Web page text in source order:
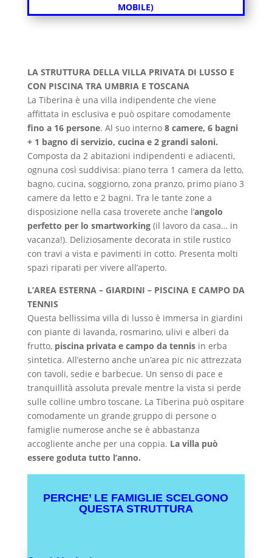
MOBILE)
LA STRUTTURA DELLA VILLA PRIVATA DI LUSSO E
CON PISCINA TRA UMBRIA E TOSCANA
La Tiberina è una villa indipendente che viene
affittata in esclusiva e può ospitare comodamente
fino a 16 persone. Al suo interno 8 camere, 6 bagni
+ 1 bagno di servizio, cucina e 2 grandi saloni.
Composta da 2 abitazioni indipendenti e adiacenti,
ognuna così suddivisa: piano terra 1 camera da letto,
bagno, cucina, soggiorno, zona pranzo, primo piano 3
camere da letto e 2 bagni. Tra le tante zone a
disposizione nella casa troverete anche l’angolo
perfetto per lo smartworking(il lavoro da casa… in
vacanza!). Deliziosamente decorata in stile rustico
con travi a vista e pavimenti in cotto. Presenta molti
spazi riparati per vivere all’aperto.
L’AREA ESTERNA – GIARDINI – PISCINA E CAMPO DA
TENNIS
Questa bellissima villa di lusso è immersa in giardini
con piante di lavanda, rosmarino, ulivi e alberi da
frutto, piscina privata e campo da tennis in erba
sintetica. All’esterno anche un’area pic nic attrezzata
con tavoli, sedie e barbecue. Un senso di pace e
tranquillità assoluta prevale mentre la vista si perde
sulle colline umbro toscane. La Tiberina può ospitare
comodamente un grande gruppo di persone o
famiglie numerose anche se è abbastanza
accogliente anche per una coppia. La villa può
essere goduta tutto l’anno.
PERCHE’ LE FAMIGLIE SCELGONO
QUESTA STRUTTURA